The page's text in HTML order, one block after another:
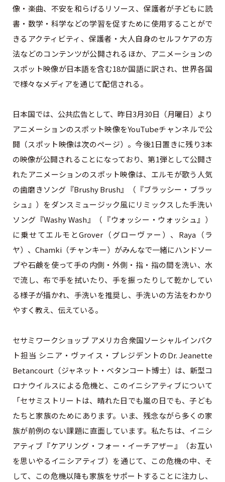
像・楽曲、不安を和らげるリソース、保護者が子どもに読
書・数学・科学などの学習を促すために使用することがで
きるアクティビティ、保護者・大人自身のセルフケアの方
法などのコンテンツが公開されるほか、アニメーションの
スポット映像が日本語を含む18か国語に訳され、世界各国
で様々なメディアを通じて配信される。
日本国では、公共広告として、昨日3月30日（月曜日）より
アニメーションのスポット映像をYouTubeチャンネルで公
開（スポット映像は次のページ）。今後1日置きに残り3本
の映像が公開されることになっており、第1弾として公開さ
れたアニメーションのスポット映像は、エルモが歌う人気
の歯磨きソング『Brushy Brush』（『ブラッシー・ブラッ
シュ』）をダンスミュージック風にリミックスした手洗い
ソング『Washy Wash』（『ウォッシー・ウォッシュ』）
に乗せてエルモとGrover（グローヴァー）、Raya（ラ
ヤ）、Chamki（チャンキー）がみんなで一緒にハンドソー
プや石鹸を使って手の内側・外側・指・指の間を洗い、水
で流し、布で手を拭いたり、手を振ったりして乾かしてい
る様子が描かれ、手洗いを推奨し、手洗いの方法をわかり
やすく教え、伝えている。
セサミワークショップ アメリカ合衆国ソーシャルインパク
ト担当 シニア・ヴァイス・プレジデントのDr. Jeanette
Betancourt（ジャネット・ベタンコート博士）は、新型コ
ロナウイルスによる危機と、このイニシアティブについて
「セサミストリートは、晴れた日でも嵐の日でも、子ども
たちと家族のためにあります。いま、残念ながら多くの家
族が前例のない課題に直面しています。私たちは、イニシ
アティブ『ケアリング・フォー・イーチアザー』（お互い
を思いやるイニシアティブ）を通じて、この危機の中、そ
して、この危機以降も家族をサポートすることに注力し、